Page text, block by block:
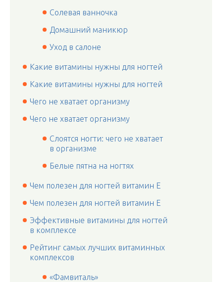
Солевая ванночка
Домашний маникюр
Уход в салоне
Какие витамины нужны для ногтей
Какие витамины нужны для ногтей
Чего не хватает организму
Чего не хватает организму
Слоятся ногти: чего не хватает
в организме
Белые пятна на ногтях
Чем полезен для ногтей витамин Е
Чем полезен для ногтей витамин Е
Эффективные витамины для ногтей
в комплексе
Рейтинг самых лучших витаминных
комплексов
«Фамвиталь»